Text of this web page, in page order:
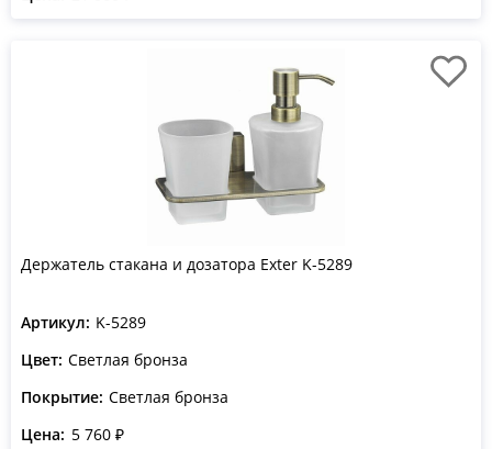
Держатель стакана и дозатора Exter K-5289
Артикул: K-5289
Цвет: Светлая бронза
Покрытие: Светлая бронза
Цена: 5 760 ₽